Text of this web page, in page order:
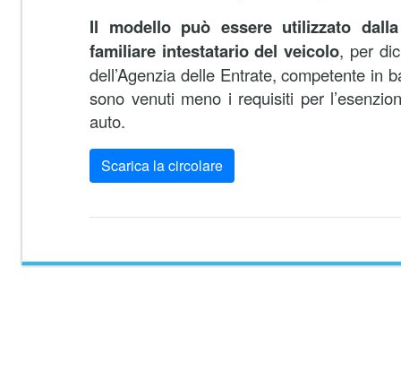
Il modello può essere utilizzato
familiare intestatario del veicolo, per
dell’Agenzia delle Entrate, competente in
sono venuti meno i requisiti per
auto.
Scarica la circolare